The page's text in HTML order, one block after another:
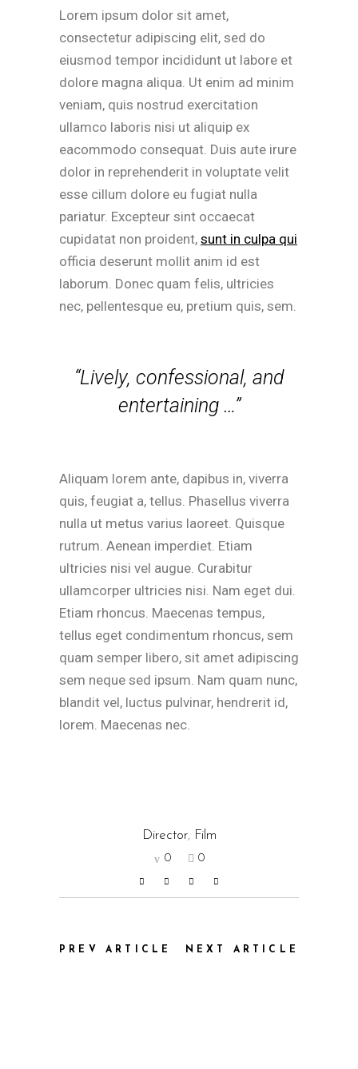
Lorem ipsum dolor sit amet,
consectetur adipiscing elit, sed do
eiusmod tempor incididunt ut labore et
dolore magna aliqua. Ut enim ad minim
veniam, quis nostrud exercitation
ullamco laboris nisi ut aliquip ex
eacommodo consequat. Duis aute irure
dolor in reprehenderit in voluptate velit
esse cillum dolore eu fugiat nulla
pariatur. Excepteur sint occaecat
cupidatat non proident, sunt in culpa qui
officia deserunt mollit anim id est
laborum. Donec quam felis, ultricies
nec, pellentesque eu, pretium quis, sem.
“Lively, confessional, and
entertaining …”
Aliquam lorem ante, dapibus in, viverra
quis, feugiat a, tellus. Phasellus viverra
nulla ut metus varius laoreet. Quisque
rutrum. Aenean imperdiet. Etiam
ultricies nisi vel augue. Curabitur
ullamcorper ultricies nisi. Nam eget dui.
Etiam rhoncus. Maecenas tempus,
tellus eget condimentum rhoncus, sem
quam semper libero, sit amet adipiscing
sem neque sed ipsum. Nam quam nunc,
blandit vel, luctus pulvinar, hendrerit id,
lorem. Maecenas nec.
Director, Film
0 0
PREV ARTICLE NEXT ARTICLE